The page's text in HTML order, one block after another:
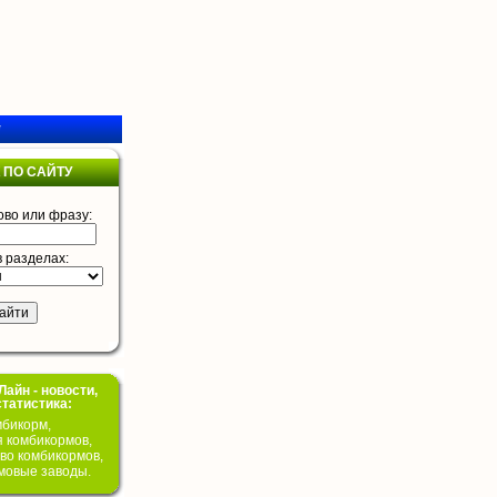
САЙТУ
или фразу:
разделах:
- новости,
комбикормов,
комбикормов,
заводы.